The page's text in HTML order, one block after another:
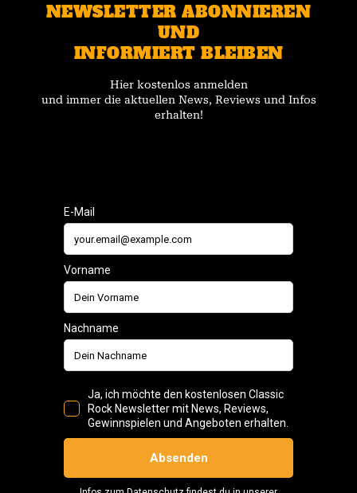
NEWSLETTER ABONNIEREN
UND
INFORMIERT BLEIBEN
Hier kostenlos anmelden
und immer die aktuellen News, Reviews und Infos
erhalten!